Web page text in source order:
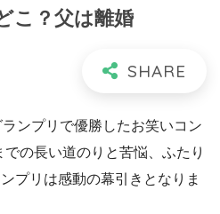
こ？父は離婚
ンプリで優勝したお笑いコン
の長い道のりと苦悩、ふたり
プリは感動の幕引きとなりま